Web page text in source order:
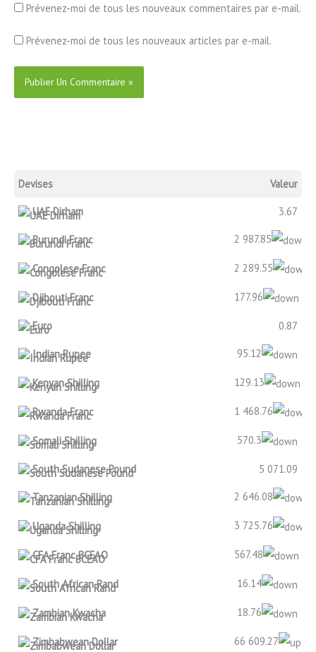
Prévenez-moi de tous les nouveaux commentaires par e-mail.
Prévenez-moi de tous les nouveaux articles par e-mail.
Devises Valeur
UAE Dirham 3.67
Burundi Franc 2 987.85
Congolese Franc 2 289.55
Djibouti Franc 177.96
Euro 0.87
Indian Rupee 95.12
Kenyan Shilling 129.13
Rwanda Franc 1 468.76
Somali Shilling 570.3
South Sudanese Pound 5 071.09
Tanzanian Shilling 2 646.08
Uganda Shilling 3 725.76
CFA Franc BCEAO 567.48
South African Rand 16.14
Zambian Kwacha 18.76
Zimbabwean Dollar 66 609.27